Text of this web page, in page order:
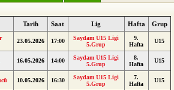
Tarih Saat Lig Hafta Grup
23.05.2026 17:00
Saydam U15 Ligi
5.Grup
9.
Hafta
U15
16.05.2026 14:00
Saydam U15 Ligi
5.Grup
8.
Hafta
U15
10.05.2026 16:30
Saydam U15 Ligi
5.Grup
7.
Hafta
U15